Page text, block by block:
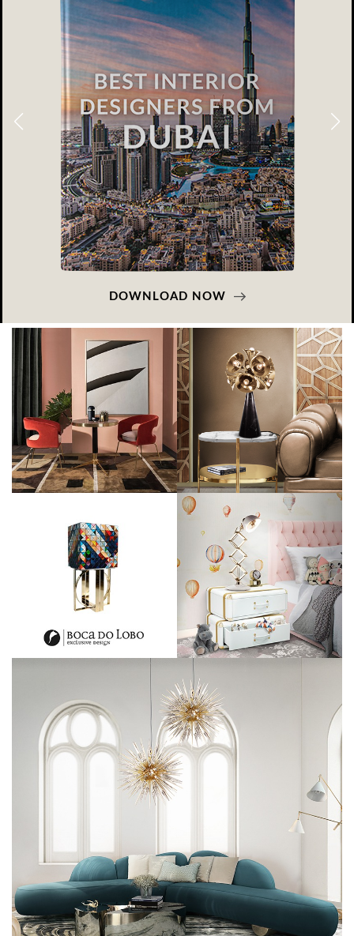
DOWNLOAD NOW